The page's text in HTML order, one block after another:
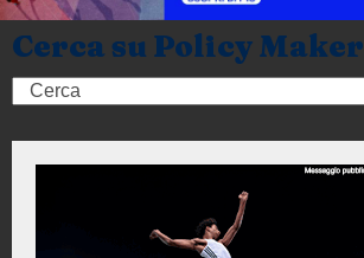
Cerca su Policy Maker
Search